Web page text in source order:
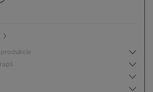
produkcie